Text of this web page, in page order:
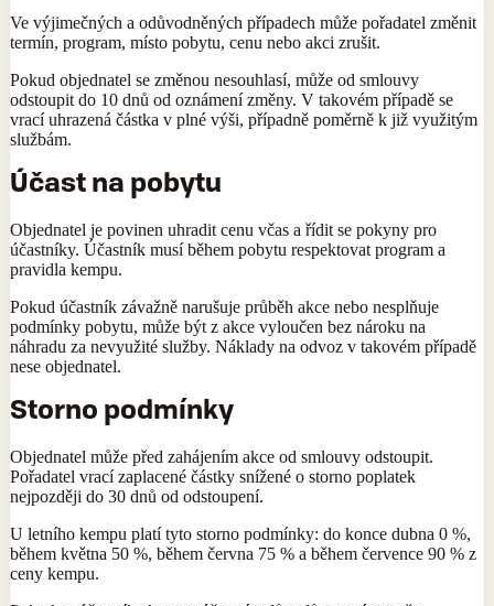
Ve výjimečných a odůvodněných případech může pořadatel změnit
termín, program, místo pobytu, cenu nebo akci zrušit.
Pokud objednatel se změnou nesouhlasí, může od smlouvy
odstoupit do 10 dnů od oznámení změny. V takovém případě se
vrací uhrazená částka v plné výši, případně poměrně k již využitým
službám.
Účast na pobytu
Objednatel je povinen uhradit cenu včas a řídit se pokyny pro
účastníky. Účastník musí během pobytu respektovat program a
pravidla kempu.
Pokud účastník závažně narušuje průběh akce nebo nesplňuje
podmínky pobytu, může být z akce vyloučen bez nároku na
náhradu za nevyužité služby. Náklady na odvoz v takovém případě
nese objednatel.
Storno podmínky
Objednatel může před zahájením akce od smlouvy odstoupit.
Pořadatel vrací zaplacené částky snížené o storno poplatek
nejpozději do 30 dnů od odstoupení.
U letního kempu platí tyto storno podmínky: do konce dubna 0 %,
během května 50 %, během června 75 % a během července 90 % z
ceny kempu.